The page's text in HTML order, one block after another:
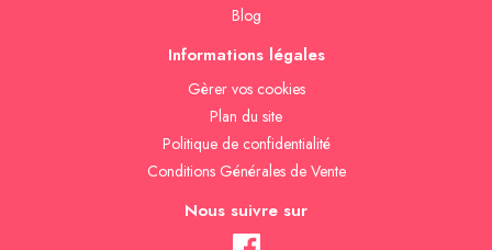
Blog
Informations légales
Gèrer vos cookies
Plan du site
Politique de confidentialité
Conditions Générales de Vente
Nous suivre sur